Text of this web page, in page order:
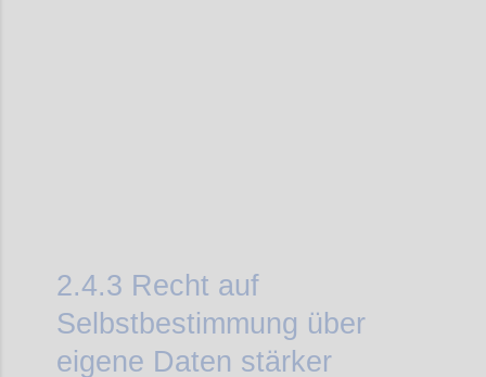
2.4.3 Recht auf
Selbstbestimmung über
eigene Daten stärker